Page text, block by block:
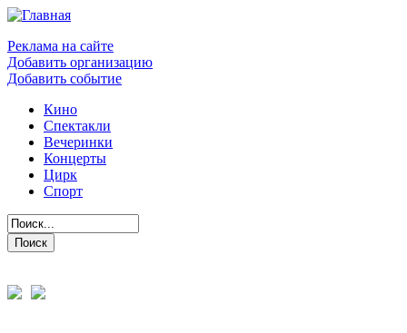
Реклама на сайте
Добавить организацию
Добавить событие
Кино
Спектакли
Вечеринки
Концерты
Цирк
Спорт